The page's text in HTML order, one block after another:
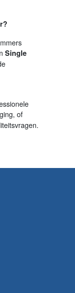
Single
of